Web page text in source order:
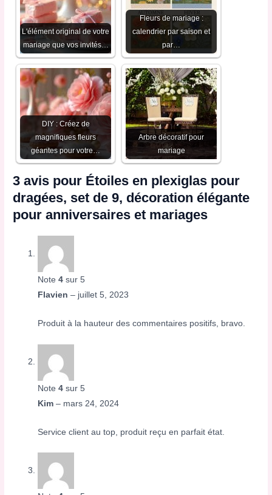
L'élément original de votre
mariage que vos invités…
Fleurs de mariage :
calendrier par saison et
par…
DIY : Créez de
magnifiques fleurs
géantes pour votre…
Arbre décoratif pour
mariage
3 avis pour Étoiles en plexiglas pour
dragées, set de 9, décoration élégante
pour anniversaires et mariages
Note4 sur 5
Flavien– juillet 5, 2023
Produit à la hauteur des commentaires positifs, bravo.
Note4 sur 5
Kim– mars 24, 2024
Service client au top, produit reçu en parfait état.